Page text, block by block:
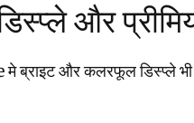
और
और कलरफूल डिस्प्ले भी